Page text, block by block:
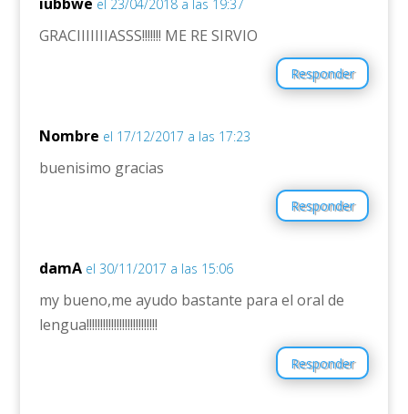
el 23/04/2018 a las 19:37
GRACIIIIIIIASSS!!!!!!! ME RE SIRVIO
Responder
Nombre el 17/12/2017 a las 17:23
buenisimo gracias
Responder
damA el 30/11/2017 a las 15:06
my bueno,me ayudo bastante para el oral de
lengua!!!!!!!!!!!!!!!!!!!!!!!!!!
Responder